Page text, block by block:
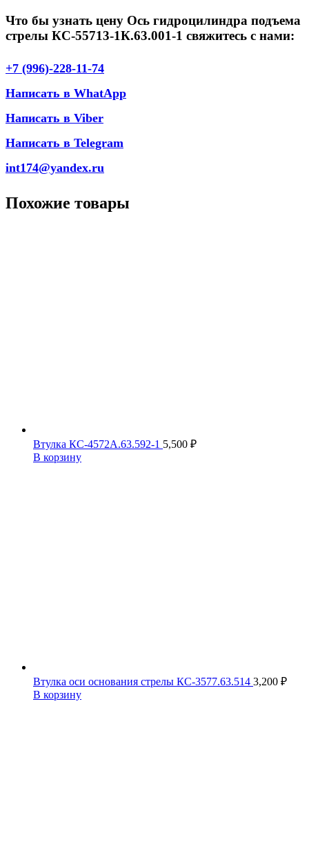
Что бы узнать цену Ось гидроцилиндра подъема
стрелы КС-55713-1К.63.001-1 свяжитесь с нами:
+7 (996)-228-11-74
Написать в WhatApp
Написать в Viber
Написать в Telegram
int174@yandex.ru
Похожие товары
Втулка КС-4572А.63.592-1 5,500 ₽
В корзину
Втулка оси основания стрелы КС-3577.63.514 3,200 ₽
В корзину